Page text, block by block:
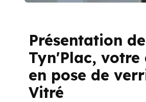
Présentation de
Tyn'Plac, votre
en pose de
Vitré